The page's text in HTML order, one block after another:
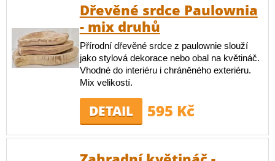
Dřevěné srdce Paulownia
- mix druhů
Přírodní dřevěné srdce z paulownie slouží
jako stylová dekorace nebo obal na květináč.
Vhodné do interiéru i chráněného exteriéru.
Mix velikostí.
DETAIL 595 Kč